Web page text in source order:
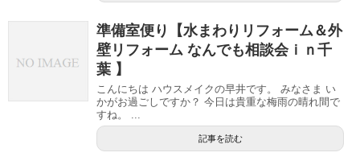
準備室便り【水まわりリフォーム＆外
壁リフォーム なんでも相談会ｉｎ千
葉 】
こんにちは ハウスメイクの早井です。 みなさま い
かがお過ごしですか？ 今日は貴重な梅雨の晴れ間で
すね。 ...
記事を読む